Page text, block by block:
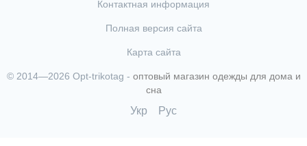
Контактная информация
Полная версия сайта
Карта сайта
© 2014—2026 Opt-trikotag - оптовый магазин одежды для дома и
сна
Укр Рус